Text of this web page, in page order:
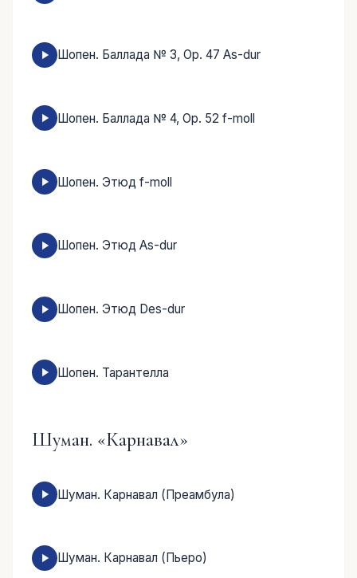
Шопен. Баллада № 3, Op. 47 As-dur
Шопен. Баллада № 4, Op. 52 f-moll
Шопен. Этюд f-moll
Шопен. Этюд As-dur
Шопен. Этюд Des-dur
Шопен. Тарантелла
Шуман. «Карнавал»
Шуман. Карнавал (Преамбула)
Шуман. Карнавал (Пьеро)